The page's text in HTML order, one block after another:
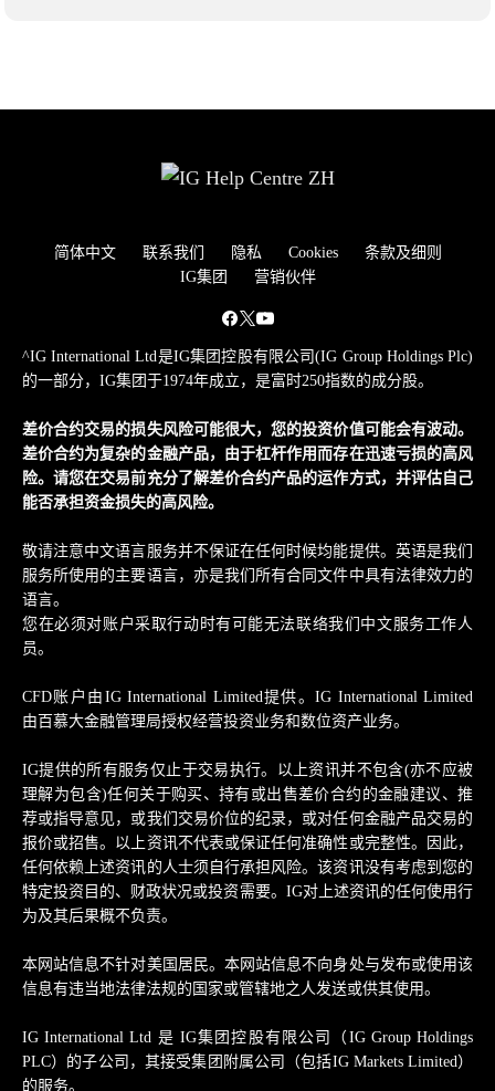
简体中文 联系我们 隐私 Cookies
条款及细则
IG集团
营销伙伴
^IG International Ltd是IG集团控股有限公司(IG Group Holdings Plc)
的一部分，IG集团于1974年成立，是富时250指数的成分股。
差价合约交易的损失风险可能很大，您的投资价值可能会有波动。
差价合约为复杂的金融产品，由于杠杆作用而存在迅速亏损的高风
险。请您在交易前充分了解差价合约产品的运作方式，并评估自己
能否承担资金损失的高风险。
敬请注意中文语言服务并不保证在任何时候均能提供。英语是我们
服务所使用的主要语言，亦是我们所有合同文件中具有法律效力的
语言。
您在必须对账户采取行动时有可能无法联络我们中文服务工作人
员。
CFD账户由IG International Limited提供。IG International Limited
由百慕大金融管理局授权经营投资业务和数位资产业务。
IG提供的所有服务仅止于交易执行。以上资讯并不包含(亦不应被
理解为包含)任何关于购买、持有或出售差价合约的金融建议、推
荐或指导意见，或我们交易价位的纪录，或对任何金融产品交易的
报价或招售。以上资讯不代表或保证任何准确性或完整性。因此，
任何依赖上述资讯的人士须自行承担风险。该资讯没有考虑到您的
特定投资目的、财政状况或投资需要。IG对上述资讯的任何使用行
为及其后果概不负责。
本网站信息不针对美国居民。本网站信息不向身处与发布或使用该
信息有违当地法律法规的国家或管辖地之人发送或供其使用。
IG International Ltd 是 IG集团控股有限公司（IG Group Holdings
PLC）的子公司，其接受集团附属公司（包括IG Markets Limited）
的服务。